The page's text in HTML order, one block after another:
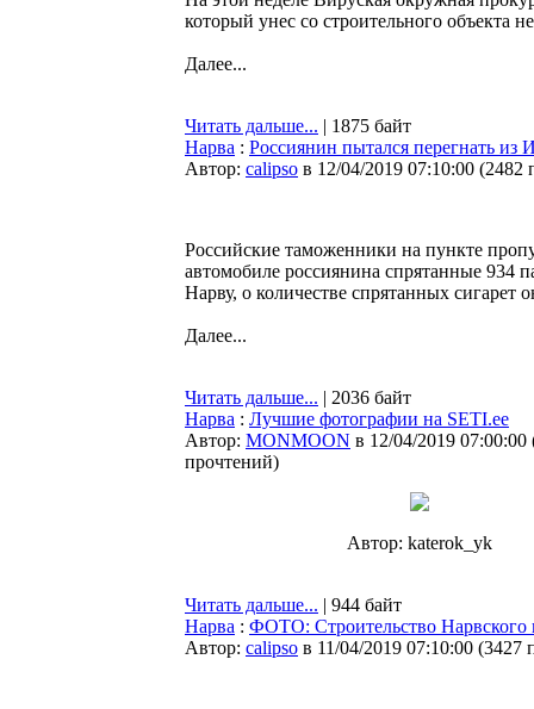
который унес со строительного объекта
Далее...
Читать дальше... | 1875 байт
Нарва : Россиянин пытался перегнать из
Автор: calipso в 12/04/2019 07:10:00 (2482
Российские таможенники на пункте
автомобиле россиянина спрятанные 934
Нарву, о количестве спрятанных сигарет
Далее...
Читать дальше... | 2036 байт
Нарва : Лучшие фотографии на SETI.ee
Автор: MONMOON в 12/04/2019 07:00:00
прочтений)
Автор: katerok_yk
Читать дальше... | 944 байт
Нарва : ФОТО: Строительство Нарвского
Автор: calipso в 11/04/2019 07:10:00 (3427